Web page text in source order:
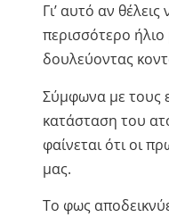
Γι’ αυτό αν
περισσότερο ήλιο
δουλεύοντας
Σύμφωνα με τους
κατάσταση του
φαίνεται ότι οι
μας.
Το φως